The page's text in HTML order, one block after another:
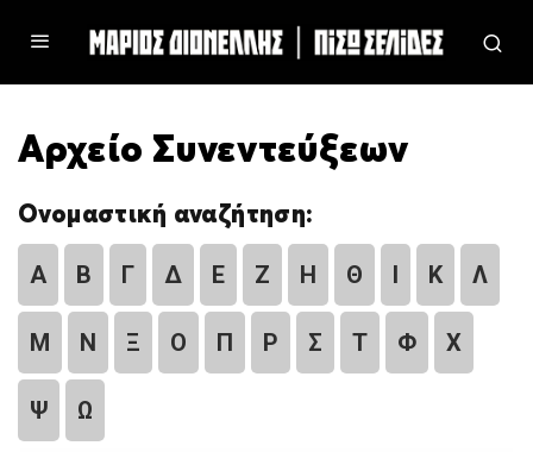
Αρχείο Συνεντεύξεων
Ονομαστική αναζήτηση:
Α Β Γ Δ Ε Ζ Η Θ Ι Κ Λ
Μ Ν Ξ Ο Π Ρ Σ Τ Φ Χ
Ψ Ω